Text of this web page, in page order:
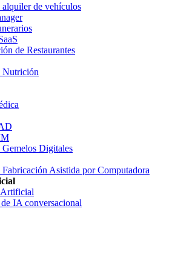
alquiler de vehículos
de Restaurantes
Nutrición
Gemelos Digitales
Fabricación Asistida por Computadora
IA conversacional